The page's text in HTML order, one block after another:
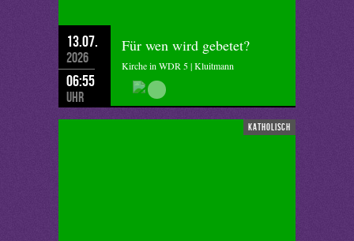
13.07.
2026
06:55
Uhr
Für wen wird gebetet?
Kirche in WDR 5 | Kluitmann
katholisch